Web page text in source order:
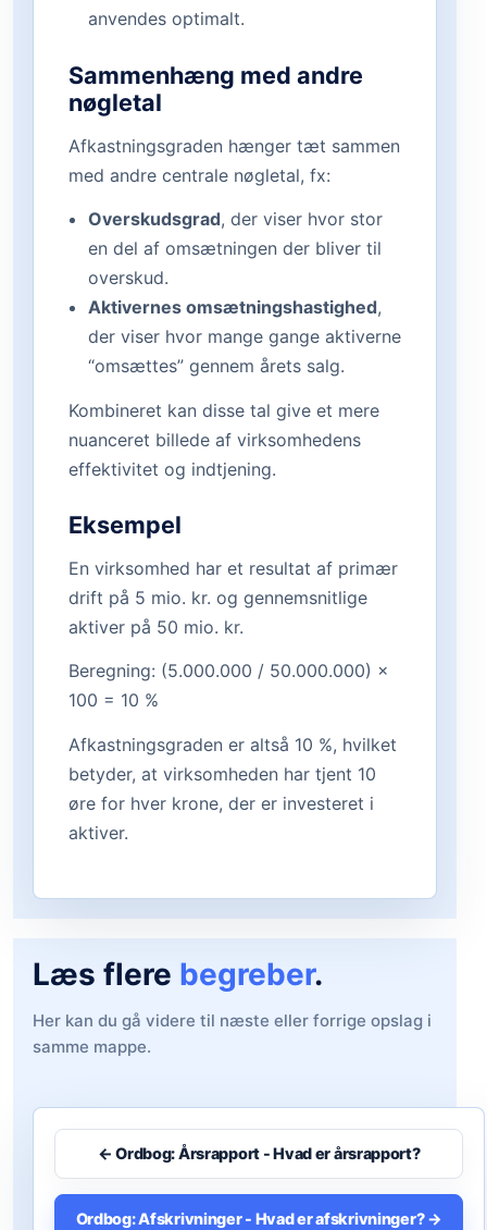
anvendes optimalt.
Sammenhæng med andre
nøgletal
Afkastningsgraden hænger tæt sammen
med andre centrale nøgletal, fx:
Overskudsgrad, der viser hvor stor
en del af omsætningen der bliver til
overskud.
Aktivernes omsætningshastighed,
der viser hvor mange gange aktiverne
“omsættes” gennem årets salg.
Kombineret kan disse tal give et mere
nuanceret billede af virksomhedens
effektivitet og indtjening.
Eksempel
En virksomhed har et resultat af primær
drift på 5 mio. kr. og gennemsnitlige
aktiver på 50 mio. kr.
Beregning: (5.000.000 / 50.000.000) ×
100 = 10 %
Afkastningsgraden er altså 10 %, hvilket
betyder, at virksomheden har tjent 10
øre for hver krone, der er investeret i
aktiver.
Læs flere begreber.
Her kan du gå videre til næste eller forrige opslag i
samme mappe.
← Ordbog: Årsrapport - Hvad er årsrapport?
Ordbog: Afskrivninger - Hvad er afskrivninger? →